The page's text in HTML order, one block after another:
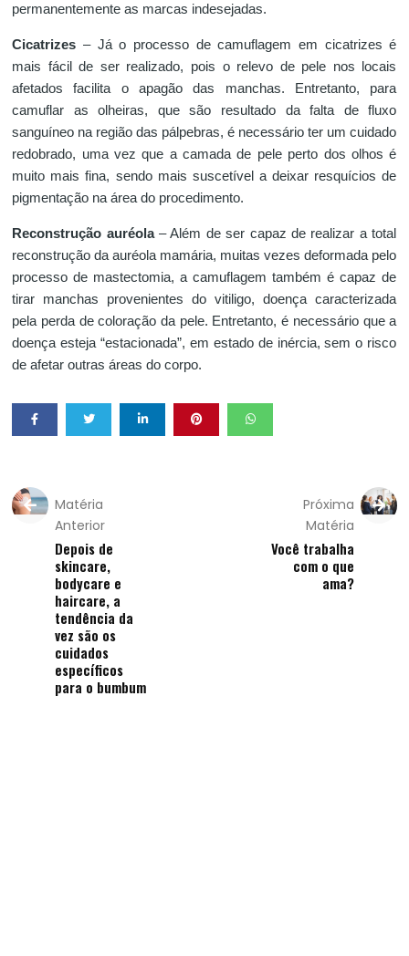
permanentemente as marcas indesejadas.
Cicatrizes – Já o processo de camuflagem em cicatrizes é
mais fácil de ser realizado, pois o relevo de pele nos locais
afetados facilita o apagão das manchas. Entretanto, para
camuflar as olheiras, que são resultado da falta de fluxo
sanguíneo na região das pálpebras, é necessário ter um cuidado
redobrado, uma vez que a camada de pele perto dos olhos é
muito mais fina, sendo mais suscetível a deixar resquícios de
pigmentação na área do procedimento.
Reconstrução auréola– Além de ser capaz de realizar a total
reconstrução da auréola mamária, muitas vezes deformada pelo
processo de mastectomia, a camuflagem também é capaz de
tirar manchas provenientes do vitiligo, doença caracterizada
pela perda de coloração da pele. Entretanto, é necessário que a
doença esteja “estacionada”, em estado de inércia, sem o risco
de afetar outras áreas do corpo.
Matéria
Anterior
Depois de
skincare,
bodycare e
haircare, a
tendência da
vez são os
cuidados
específicos
para o bumbum
Próxima
Matéria
Você trabalha
com o que
ama?